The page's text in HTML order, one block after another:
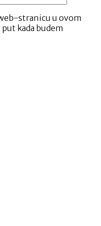
stranicu u ovom
kada budem